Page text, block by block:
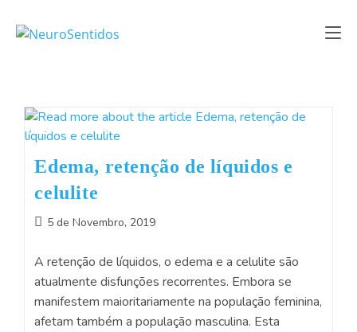
Edema, retenção de líquidos e
celulite
5 de Novembro, 2019
A retenção de líquidos, o edema e a celulite são
atualmente disfunções recorrentes. Embora se
manifestem maioritariamente na população feminina,
afetam também a população masculina. Esta